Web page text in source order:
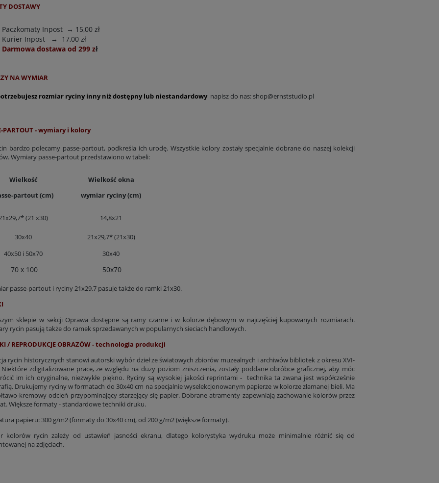
z kwiatami E. Twining
296,40 zł
231,80 zł
110,10 zł
DOSTAWY
Paczkomaty Inpost → 15,00 zł
Kurier Inpost → 17,00 zł
Darmowa dostawa od 299 zł
NA WYMIAR
rozmiar ryciny inny niż dostępny lub niestandardowy napisz do nas:shop@ernststudio.pl
PARTOUT - wymiary i kolory
bardzo polecamy passe-partout, podkreśla ich urodę. Wszystkie kolory zostały specjalnie dobrane do naszej kolekcji
Wymiary passe-partout przedstawiono w tabeli:
Wielkość
partout (cm)
Wielkość okna
wymiar ryciny (cm)
(21 x30) 14,8x21
30x40
21x29,7* (21x30)
40x50 i 50x70
30x40
70 x 100 50x70
passe-partout i ryciny 21x29,7 pasuje także do ramki 21x30.
sklepie w sekcji Oprawa dostępne są ramy czarne i w kolorze dębowym w najczęściej kupowanych rozmiarach.
rycin pasują także do ramek sprzedawanych w popularnych sieciach handlowych.
/ REPRODUKCJE OBRAZÓW - technologia produkcji
rycin historycznych stanowi autorski wybór dzieł ze światowych zbiorów muzealnych i archiwów bibliotek z okresu XVI-
zdigitalizowane prace, ze względu na duży poziom zniszczenia, zostały poddane obróbce graficznej, aby móc
im ich oryginalne, niezwykłe piękno. Ryciny są wysokiej jakości reprintami - technika ta zwana jest współcześnie
Drukujemy ryciny w formatach do 30x40 cm na specjalnie wyselekcjonowanym papierze w kolorze złamanej bieli. Ma
kremowy odcień przypominający starzejący się papier. Dobrane atramenty zapewniają zachowanie kolorów przez
Większe formaty - standardowe techniki druku.
papieru: 300 g/m2 (formaty do 30x40 cm), od 200 g/m2 (większe formaty).
kolorów rycin zależy od ustawień jasności ekranu, dlatego kolorystyka wydruku może minimalnie różnić się od
na zdjęciach.